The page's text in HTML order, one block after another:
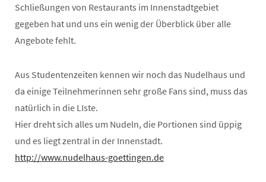
Schließungen von Restaurants im Innenstadtgebiet
gegeben hat und uns ein wenig der Überblick über alle
Angebote fehlt.
Aus Studentenzeiten kennen wir noch das Nudelhaus und
da einige Teilnehmerinnen sehr große Fans sind, muss das
natürlich in die LIste.
Hier dreht sich alles um Nudeln, die Portionen sind üppig
und es liegt zentral in der Innenstadt.
http://www.nudelhaus-goettingen.de